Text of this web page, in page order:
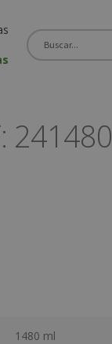
241480
1480 ml